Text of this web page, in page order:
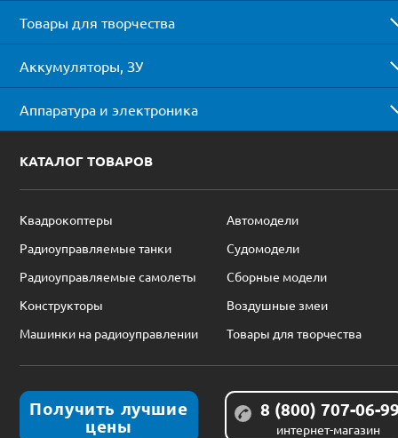
Товары для творчества
Аккумуляторы, ЗУ
Аппаратура и электроника
КАТАЛОГ ТОВАРОВ
Квадрокоптеры
Автомодели
Радиоуправляемые танки
Судомодели
Радиоуправляемые самолеты
Сборные модели
Конструкторы
Воздушные змеи
Машинки на радиоуправлении
Товары для творчества
Получить лучшие
цены
8 (800) 707-06-
интернет-магазин